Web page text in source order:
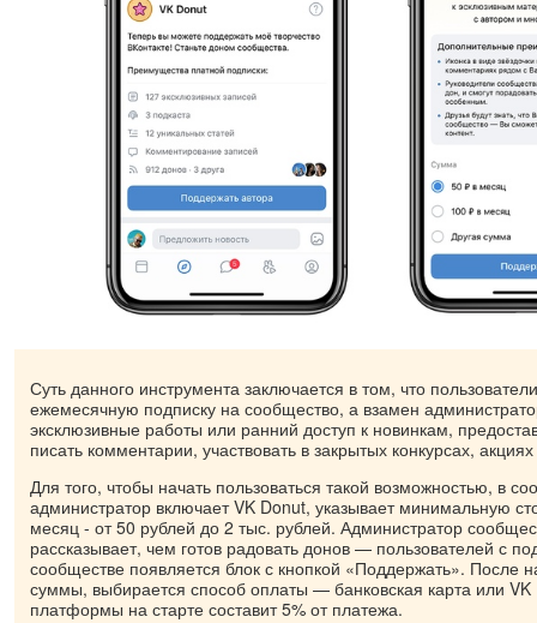
Суть данного инструмента заключается в том, что
ежемесячную подписку на сообщество, а взамен
эксклюзивные работы или ранний доступ к новинкам,
писать комментарии, участвовать в закрытых конкурсах,
Для того, чтобы начать пользоваться такой возможностью, в
администратор включает VK Donut, указывает минимальную
месяц - от 50 рублей до 2 тыс. рублей. Администратор
рассказывает, чем готов радовать донов — пользователей с
сообществе появляется блок с кнопкой «Поддержать». После
суммы, выбирается способ оплаты — банковская карта или
платформы на старте составит 5% от платежа.